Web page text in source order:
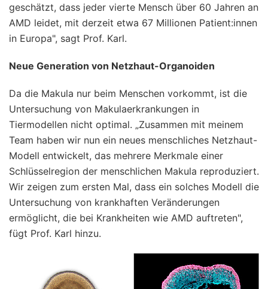
geschätzt, dass jeder vierte Mensch über 60 Jahren an
AMD leidet, mit derzeit etwa 67 Millionen Patient:innen
in Europa", sagt Prof. Karl.
Neue Generation von Netzhaut-Organoiden
Da die Makula nur beim Menschen vorkommt, ist die
Untersuchung von Makulaerkrankungen in
Tiermodellen nicht optimal. „Zusammen mit meinem
Team haben wir nun ein neues menschliches Netzhaut-
Modell entwickelt, das mehrere Merkmale einer
Schlüsselregion der menschlichen Makula reproduziert.
Wir zeigen zum ersten Mal, dass ein solches Modell die
Untersuchung von krankhaften Veränderungen
ermöglicht, die bei Krankheiten wie AMD auftreten",
fügt Prof. Karl hinzu.